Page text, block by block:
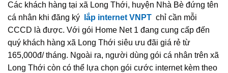
Các khách hàng tại xã Long Thới, huyện Nhà Bè đứng tên
cá nhân khi đăng ký
lắp internet VNPT chỉ cần mỗi
CCCD là được. Với gói Home Net 1 đang cung cấp đến
quý khách hàng xã Long Thới siêu ưu đãi giá rẻ từ
165,000đ/ tháng. Ngoài ra, người dùng gói cá nhân trên xã
Long Thới còn có thể lựa chọn gói cước internet kèm theo